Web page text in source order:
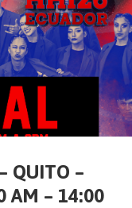
QUITO –
AM – 14:00